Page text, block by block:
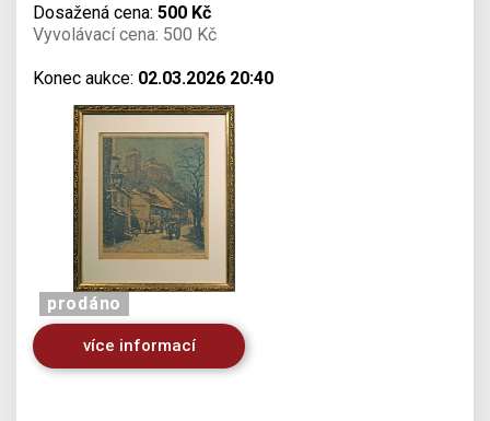
Dosažená cena: 500 Kč
Vyvolávací cena: 500 Kč
Konec aukce: 02.03.2026 20:40
prodáno
více informací